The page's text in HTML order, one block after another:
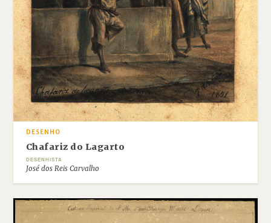
DESENHO
Chafariz do Lagarto
DESENHISTA
José dos Reis Carvalho